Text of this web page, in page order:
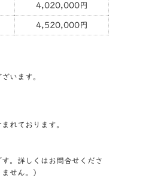
4,020,000円
4,520,000円
います。
れております。
。詳しくはお問合せくださ
せん。）